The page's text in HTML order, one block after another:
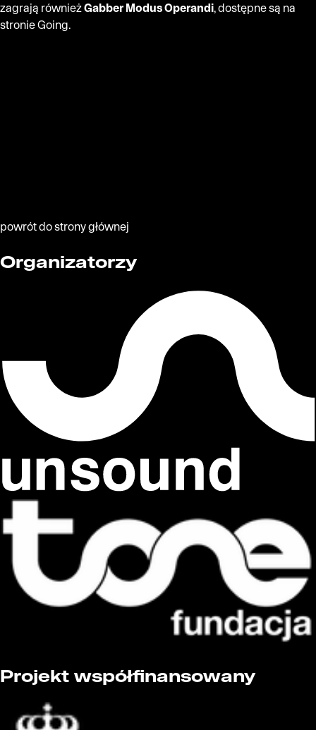
zagrają równieżGabber Modus Operandi, dostępne są na
stronie Going.
powrót do strony głównej
Organizatorzy
Projekt współfinansowany